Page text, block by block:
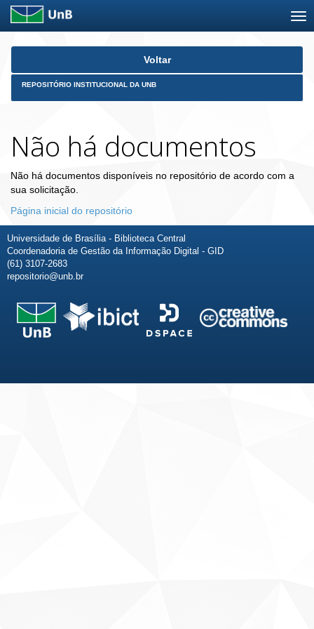
Skip
Voltar
REPOSITÓRIO INSTITUCIONAL DA UNB
Não há documentos
Não há documentos disponíveis no repositório de acordo com a
sua solicitação.
Página inicial do repositório
Universidade de Brasília - Biblioteca Central
Coordenadoria de Gestão da Informação Digital - GID
(61) 3107-2683
repositorio@unb.br